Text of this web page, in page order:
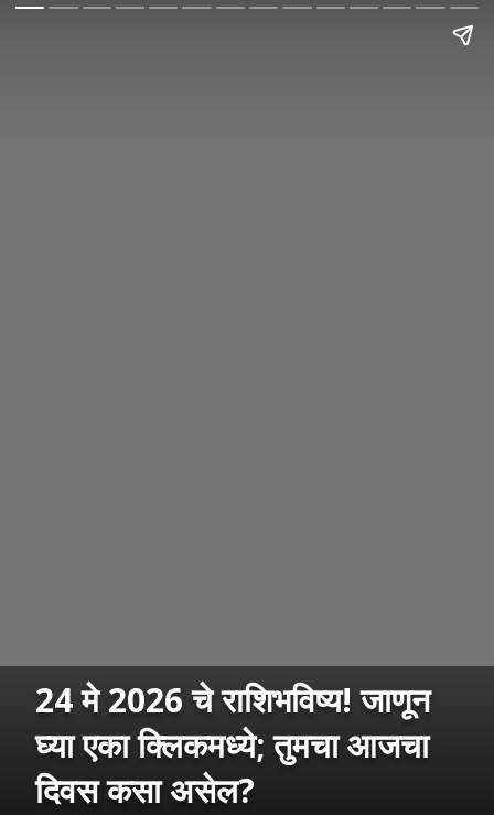
24 मे 2026 चे राशिभविष्य! जाणून
घ्या एका क्लिकमध्ये; तुमचा आजचा
दिवस कसा असेल?